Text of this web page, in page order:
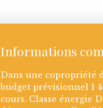
Informations
Dans une copropriété
budget prévisionnel 1
cours. Classe énergie